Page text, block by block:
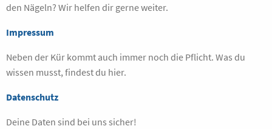
den Nägeln? Wir helfen dir gerne weiter.
Impressum
Neben der Kür kommt auch immer noch die Pflicht. Was du
wissen musst, findest du hier.
Datenschutz
Deine Daten sind bei uns sicher!